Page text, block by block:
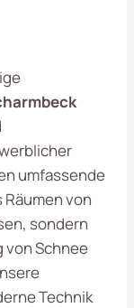
umfassende
von
sondern
Schnee
Technik